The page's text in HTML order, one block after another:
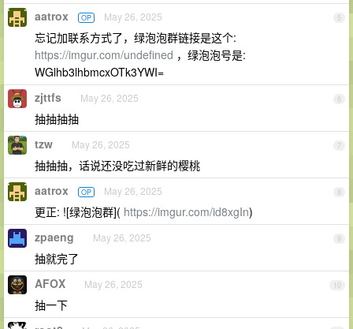
5
aatrox OP May 26, 2025
忘记加联系方式了，绿泡泡群链接是这个:
https://imgur.com/undefined ，绿泡泡号是:
WGlhb3lhbmcxOTk3YWI=
6
zjttfs May 26, 2025
抽抽抽抽
7
tzw May 26, 2025
抽抽抽，话说还没吃过新鲜的樱桃
8
aatrox OP May 26, 2025
更正: ![绿泡泡群]( https://imgur.com/id8xgIn)
9
zpaeng May 26, 2025
抽就完了
10
AFOX May 26, 2025
抽一下